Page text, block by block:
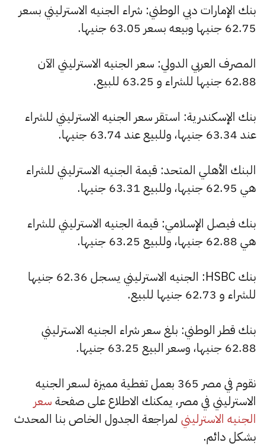
بنك الإمارات دبي الوطني: شراء الجنيه الاسترليني بسعر
62.75 جنيها وبيعه بسعر 63.05 جنيها.
المصرف العربي الدولي: سعر الجنيه الاسترليني الآن
62.88 جنيها للشراء و 63.25 للبيع.
بنك الإسكندرية: استقر سعر الجنيه الاسترليني للشراء
عند 63.34 جنيها، وللبيع عند 63.74 جنيها.
البنك الأهلي المتحد: قيمة الجنيه الاسترليني للشراء
هي 62.95 جنيها، وللبيع 63.31 جنيها.
بنك فيصل الإسلامي: قيمة الجنيه الاسترليني للشراء
هي 62.88 جنيها، وللبيع 63.25 جنيها.
بنك HSBC: الجنيه الاسترليني يسجل 62.36 جنيها
للشراء و 62.73 جنيها للبيع.
بنك قطر الوطني: بلغ سعر شراء الجنيه الاسترليني
62.88 جنيها، وسعر البيع 63.25 جنيها.
نقوم في مصر 365 بعمل تغطية مميزة لسعر الجنيه
الاسترليني في مصر، يمكنك الاطلاع على صفحة سعر
الجنيه الاسترليني لمراجعة الجدول الخاص بنا المحدث
بشكل دائم.